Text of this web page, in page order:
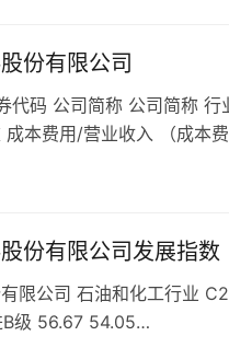
份有限公司
代码 公司简称 公司简称
成本费用/营业收入 （成本
份有限公司发展指数
限公司 石油和化工行业
级 56.67 54.05…